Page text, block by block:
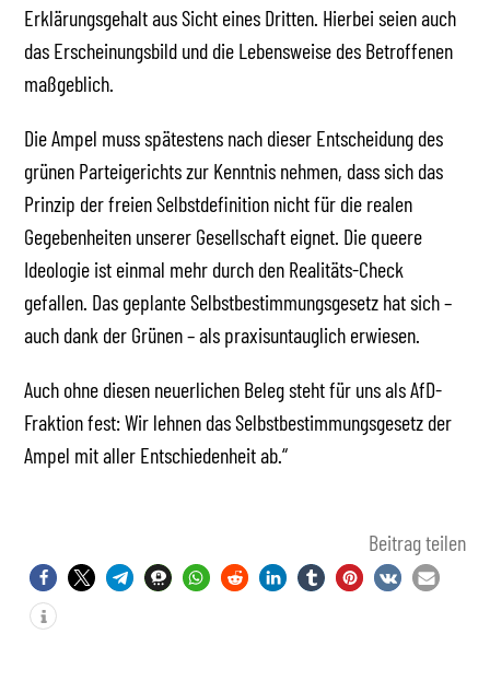
Erklärungsgehalt aus Sicht eines Dritten. Hierbei seien auch
das Erscheinungsbild und die Lebensweise des Betroffenen
maßgeblich.
Die Ampel muss spätestens nach dieser Entscheidung des
grünen Parteigerichts zur Kenntnis nehmen, dass sich das
Prinzip der freien Selbstdefinition nicht für die realen
Gegebenheiten unserer Gesellschaft eignet. Die queere
Ideologie ist einmal mehr durch den Realitäts-Check
gefallen. Das geplante Selbstbestimmungsgesetz hat sich –
auch dank der Grünen – als praxisuntauglich erwiesen.
Auch ohne diesen neuerlichen Beleg steht für uns als AfD-
Fraktion fest: Wir lehnen das Selbstbestimmungsgesetz der
Ampel mit aller Entschiedenheit ab.“
Beitrag teilen